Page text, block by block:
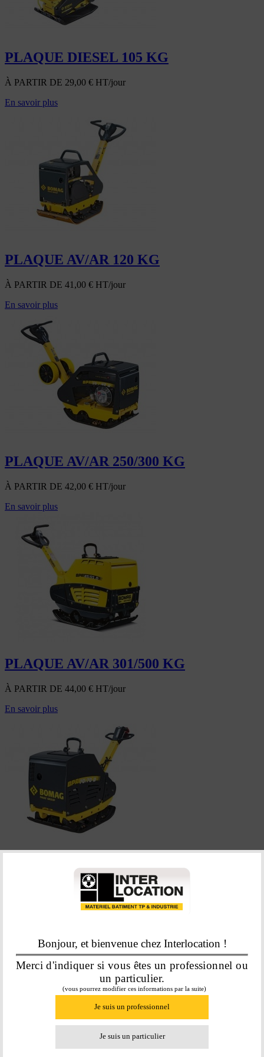
Bonjour, et bienvenue chez Interlocation !
Merci d'indiquer si vous êtes un professionnel ou
un particulier.
(vous pourrez modifier ces informations par la suite)
Je suis un professionnel
Je suis un particulier
PLAQUE DIESEL 105 KG
À PARTIR DE 29,00 € HT/jour
En savoir plus
PLAQUE AV/AR 120 KG
À PARTIR DE 41,00 € HT/jour
En savoir plus
PLAQUE AV/AR 250/300 KG
À PARTIR DE 42,00 € HT/jour
En savoir plus
PLAQUE AV/AR 301/500 KG
À PARTIR DE 44,00 € HT/jour
En savoir plus
PLAQUE AV/AR 501/650 KG
71,00€HT/jour